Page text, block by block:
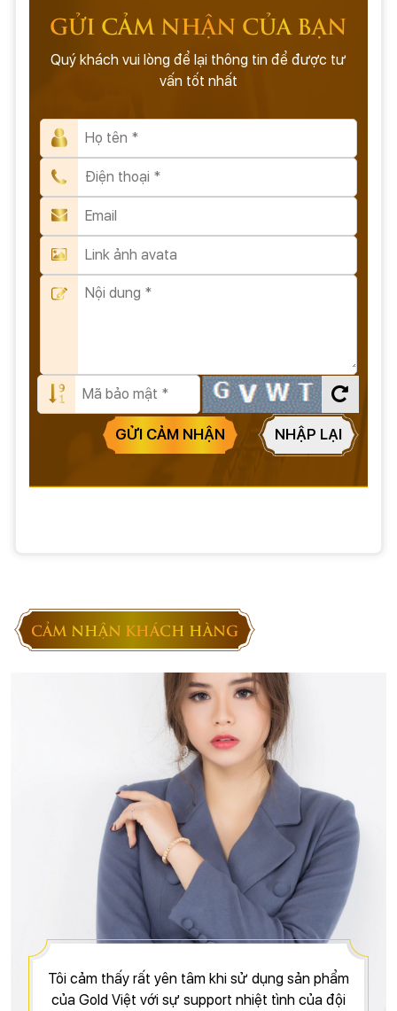
GỬI CẢM NHẬN CỦA BẠN
Quý khách vui lòng để lại thông tin để được tư
vấn tốt nhất
GỬI CẢM NHẬN NHẬP LẠI
CẢM NHẬN KHÁCH HÀNG
Tôi cảm thấy rất yên tâm khi sử dụng sản phẩm
của Gold Việt với sự support nhiệt tình của đội